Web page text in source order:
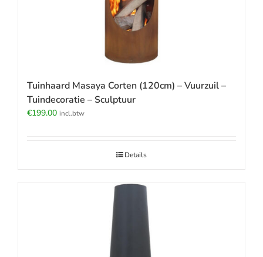
Tuinhaard Masaya Corten (120cm) – Vuurzuil –
Tuindecoratie – Sculptuur
€199.00 incl.btw
Details